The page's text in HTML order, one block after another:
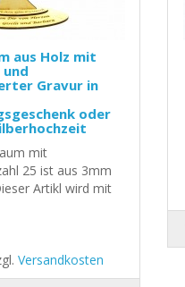
aus Holz mit
und
Gravur in
oder
mit
25 ist aus 3mm
Artikl wird mit
Versandkosten